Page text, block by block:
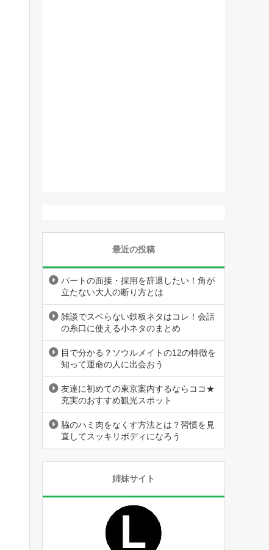
最近の投稿
パートの面接・採用を辞退したい！角が
立たない大人の断り方とは
雑談でスベらない鉄板ネタはコレ！会話
の糸口に使える小ネタのまとめ
目で分かる？ソウルメイトの12の特徴を
知って運命の人に出会おう
友達に初めての東京案内するならココ★
充実のおすすめ観光スポット
脇のハミ肉をなくす方法とは？習慣を見
直してスッキリボディになろう
姉妹サイト